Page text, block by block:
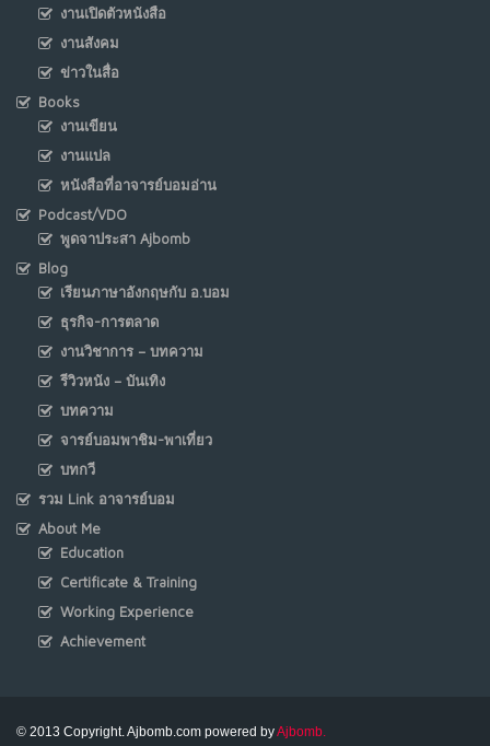
งานเปิดตัวหนังสือ
งานสังคม
ข่าวในสื่อ
Books
งานเขียน
งานแปล
หนังสือที่อาจารย์บอมอ่าน
Podcast/VDO
พูดจาประสา Ajbomb
Blog
เรียนภาษาอังกฤษกับ อ.บอม
ธุรกิจ-การตลาด
งานวิชาการ – บทความ
รีวิวหนัง – บันเทิง
บทความ
จารย์บอมพาชิม-พาเที่ยว
บทกวี
รวม Link อาจารย์บอม
About Me
Education
Certificate & Training
Working Experience
Achievement
© 2013 Copyright. Ajbomb.com powered byAjbomb.